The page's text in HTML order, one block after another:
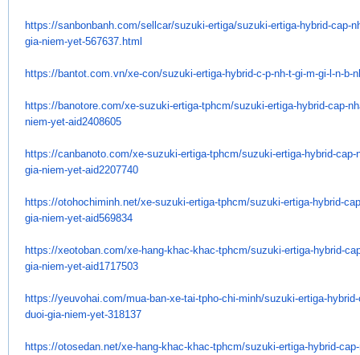
https://sanbonbanh.com/sellcar/suzuki-ertiga/suzuki-ertiga-hybrid-cap-
gia-niem-yet-567637.html
https://bantot.com.vn/xe-con/suzuki-ertiga-hybrid-c-p-nh-t-gi-m-gi-l-n-b-
https://banotore.com/xe-suzuki-ertiga-tphcm/suzuki-ertiga-hybrid-cap-
niem-yet-aid2408605
https://canbanoto.com/xe-suzuki-ertiga-tphcm/suzuki-ertiga-hybrid-cap-
gia-niem-yet-aid2207740
https://otohochiminh.net/xe-suzuki-ertiga-tphcm/suzuki-ertiga-hybrid-
gia-niem-yet-aid569834
https://xeotoban.com/xe-hang-khac-khac-tphcm/suzuki-ertiga-hybrid-
gia-niem-yet-aid1717503
https://yeuvohai.com/mua-ban-xe-tai-tpho-chi-minh/suzuki-ertiga-
duoi-gia-niem-yet-318137
https://otosedan.net/xe-hang-khac-khac-tphcm/suzuki-ertiga-hybrid-